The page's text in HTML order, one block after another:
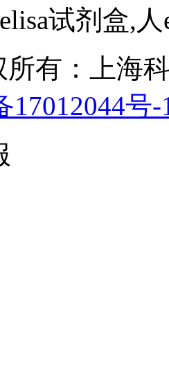
试剂盒,
所有：上海
17012044号-